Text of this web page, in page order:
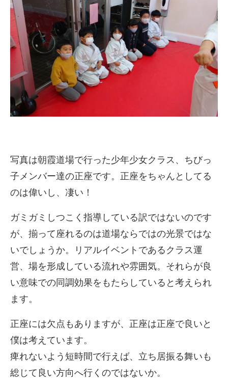
写真は朝霞道場で行った少年少女クラス、ちびっ
子メンバー達の正座です。正座をちゃんとしてる
のは偉いし、凄い！
ガミガミしつこく指導している訳ではないのです
が、揃って座れるのは道場ならではの光景ではな
いでしょうか。リアルイベントであるクラス運
営、場を形成している流れや雰囲気。それらが良
い意味での同調効果をもたらしていると考えられ
ます。
正座には欠点もありますが、正座は正座で良いと
僕は考えています。
痺れないよう短時間で行えば、立ち居振る舞いも
総じて良い方向へ行くのではないか。